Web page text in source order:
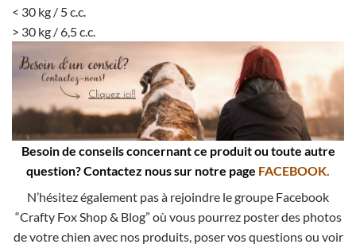
< 30 kg / 5 c.c.
> 30 kg / 6,5 c.c.
Besoin de conseils concernant ce produit ou toute autre
question? Contactez nous sur notre page FACEBOOK.
N’hésitez également pas à rejoindre le groupe Facebook
“Crafty Fox Shop & Blog” où vous pourrez poster des photos
de votre chien avec nos produits, poser vos questions ou voir